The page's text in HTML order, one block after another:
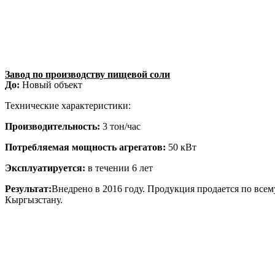
Завод по производству пищевой соли
До: Новый объект
Технические характеристики:
Производительность: 3 тон/час
Потребляемая мощность агрегатов: 50 кВт
Эксплуатируется: в течении 6 лет
Результат:Внедрено в 2016 году. Продукция продается по
Кыргызстану.